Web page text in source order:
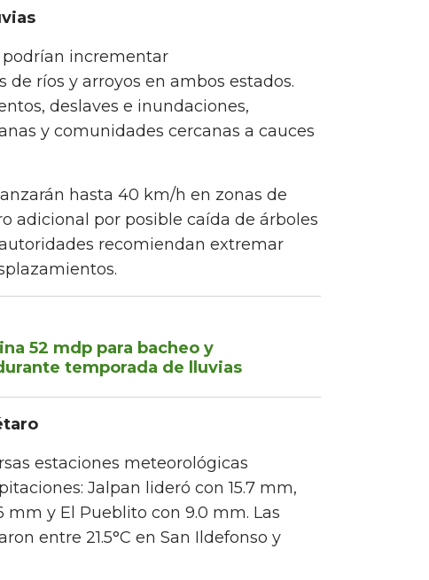
incrementar
ríos y arroyos en ambos estados.
deslaves e inundaciones,
y comunidades cercanas a cauces
hasta 40 km/h en zonas de
adicional por posible caída de árboles
recomiendan extremar
52 mdp para bacheo y
temporada de lluvias
estaciones meteorológicas
Jalpan lideró con 15.7 mm,
mm y El Pueblito con 9.0 mm. Las
entre 21.5°C en San Ildefonso y